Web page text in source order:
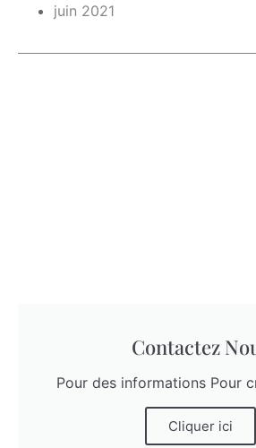
juin 2021
Contactez
Pour des informations Pour
Cliquer ici